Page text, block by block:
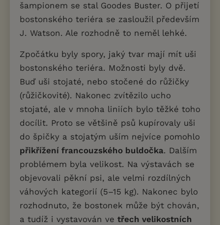
šampionem se stal Goodes Buster. O přijetí
bostonského teriéra se zasloužil především
J. Watson. Ale rozhodně to neměl lehké.
Zpočátku byly spory, jaký tvar mají mít uši
bostonského teriéra. Možnosti byly dvě.
Buď uši stojaté, nebo stočené do růžičky
(růžičkovité). Nakonec zvítězilo ucho
stojaté, ale v mnoha liniích bylo těžké toho
docílit. Proto se většině psů kupírovaly uši
do špičky a stojatým uším nejvíce pomohlo
přikřížení francouzského buldočka. Dalším
problémem byla velikost. Na výstavách se
objevovali pěkní psi, ale velmi rozdílných
váhových kategorií (5–15 kg). Nakonec bylo
rozhodnuto, že bostonek může být chován,
a tudíž i vystavován ve třech velikostních